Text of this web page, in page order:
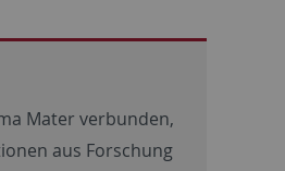
Mater verbunden,
aus Forschung